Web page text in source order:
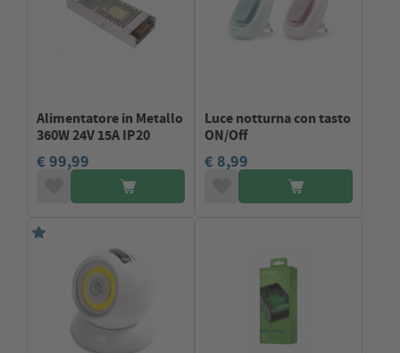
Alimentatore in Metallo
360W 24V 15A IP20
€ 99,99
Luce notturna con tasto
ON/Off
€ 8,99